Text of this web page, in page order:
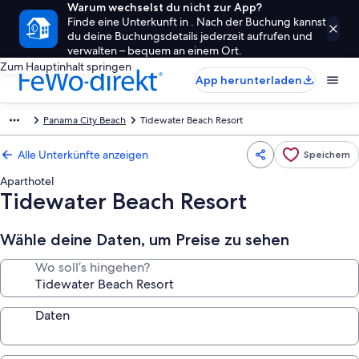
Warum wechselst du nicht zur App?
Finde eine Unterkunft in . Nach der Buchung kannst
du deine Buchungsdetails jederzeit aufrufen und
verwalten – bequem an einem Ort.
Zum Hauptinhalt springen
App herunterladen
Panama City Beach Tidewater Beach Resort
Alle Unterkünfte anzeigen Speichern
Aparthotel
Tidewater Beach Resort
Wähle deine Daten, um Preise zu sehen
Wo soll’s hingehen?
Daten